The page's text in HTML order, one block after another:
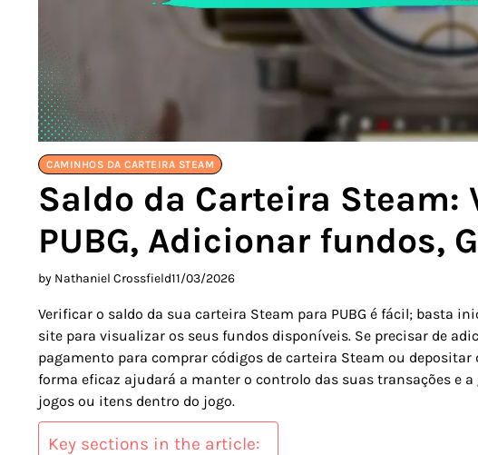
CAMINHOS DA CARTEIRA STEAM
Saldo da Carteira Steam:
PUBG, Adicionar fundos,
by Nathaniel Crossfield11/03/2026
Verificar o saldo da sua carteira Steam para PUBG é fácil; basta
site para visualizar os seus fundos disponíveis. Se precisar de
pagamento para comprar códigos de carteira Steam ou
forma eficaz ajudará a manter o controlo das suas transações e
jogos ou itens dentro do jogo.
Key sections in the article: